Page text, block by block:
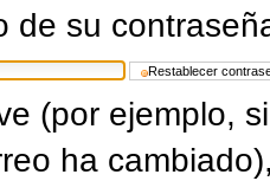
de su
(por ejemplo,
ha